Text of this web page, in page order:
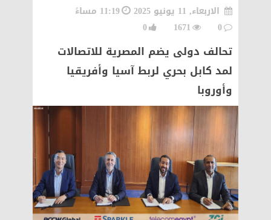
الاربعاء, 11 يونيو 2025
11:19 مساءً
0
1671
0
تحالف دولى يضم المصرية للاتصالات
لمد كابل بحري لربط آسيا وأفريقيا
وأوروبا